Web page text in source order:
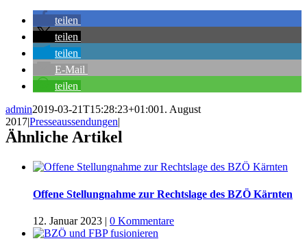
teilen
teilen
teilen
E-Mail
teilen
admin2019-03-21T15:28:23+01:001. August
2017|Presseaussendungen|
Ähnliche Artikel
Offene Stellungnahme zur Rechtslage des BZÖ Kärnten
12. Januar 2023 | 0 Kommentare